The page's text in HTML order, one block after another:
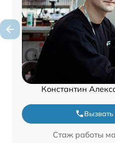
Константин
Вызвать
Стаж работы